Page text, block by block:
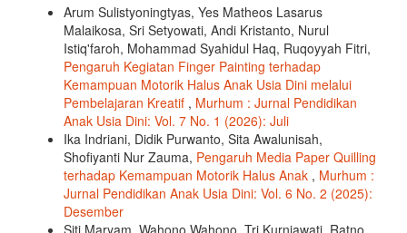
Arum Sulistyoningtyas, Yes Matheos Lasarus
Malaikosa, Sri Setyowati, Andi Kristanto, Nurul
Istiq'faroh, Mohammad Syahidul Haq, Ruqoyyah Fitri,
Pengaruh Kegiatan Finger Painting terhadap
Kemampuan Motorik Halus Anak Usia Dini melalui
Pembelajaran Kreatif , Murhum : Jurnal Pendidikan
Anak Usia Dini: Vol. 7 No. 1 (2026): Juli
Ika Indriani, Didik Purwanto, Sita Awalunisah,
Shofiyanti Nur Zauma, Pengaruh Media Paper Quilling
terhadap Kemampuan Motorik Halus Anak , Murhum :
Jurnal Pendidikan Anak Usia Dini: Vol. 6 No. 2 (2025):
Desember